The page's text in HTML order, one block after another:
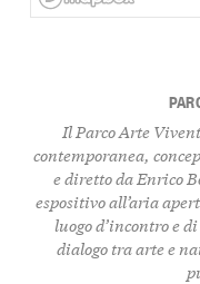
Il Parco Arte
contemporanea,
e diretto da Enrico
espositivo all’aria
luogo d’incontro e
dialogo tra arte e